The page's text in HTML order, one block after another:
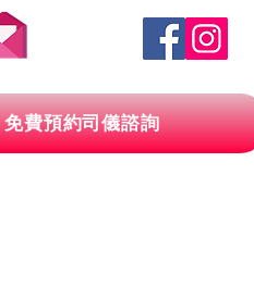
免費預約司儀諮詢